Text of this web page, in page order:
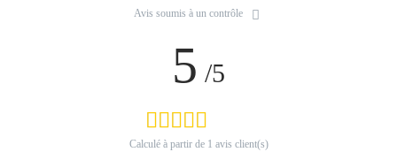
Avis soumis à un contrôle
5 /5
Calculé à partir de 1 avis client(s)